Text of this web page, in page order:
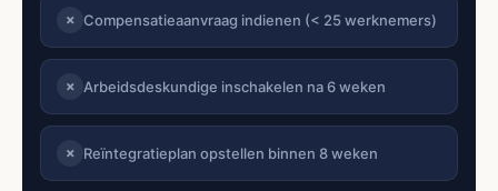
✗ Compensatieaanvraag indienen (< 25 werknemers)
✗ Arbeidsdeskundige inschakelen na 6 weken
✗ Reïntegratieplan opstellen binnen 8 weken